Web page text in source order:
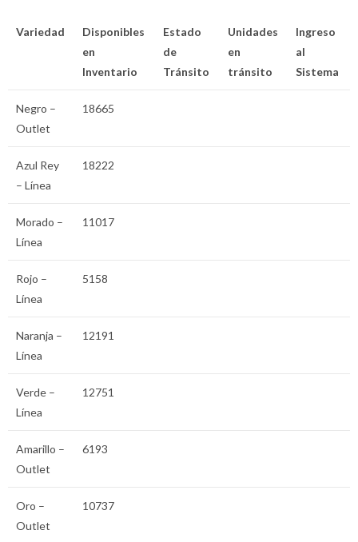
Variedad
Disponibles
en
Inventario
Estado
de
Tránsito
Unidades
en
tránsito
Ingreso
al
Sistema
Negro –
Outlet
18665
Azul Rey
– Línea
18222
Morado –
Línea
11017
Rojo –
Línea
5158
Naranja –
Línea
12191
Verde –
Línea
12751
Amarillo –
Outlet
6193
Oro –
Outlet
10737